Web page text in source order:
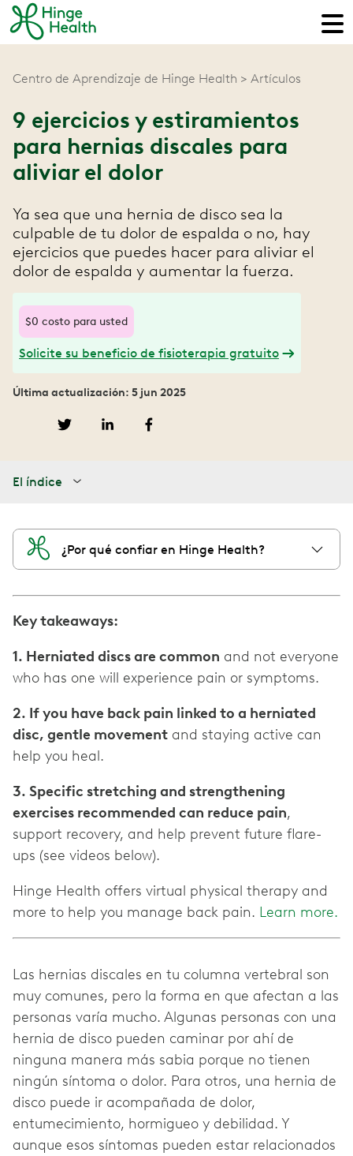
Centro de Aprendizaje de Hinge Health Artículos
9 ejercicios y estiramientos
para hernias discales para
aliviar el dolor
Ya sea que una hernia de disco sea la
culpable de tu dolor de espalda o no, hay
ejercicios que puedes hacer para aliviar el
dolor de espalda y aumentar la fuerza.
$0 costo para usted
Solicite su beneficio de fisioterapia gratuito
Última actualización: 5 jun 2025
El índice
¿Por qué confiar en Hinge Health?
Key takeaways:
1. Herniated discs are common and not everyone
who has one will experience pain or symptoms.
2. If you have back pain linked to a herniated
disc, gentle movement and staying active can
help you heal.
3. Specific stretching and strengthening
exercises recommended can reduce pain,
support recovery, and help prevent future flare-
ups (see videos below).
Hinge Health offers virtual physical therapy and
more to help you manage back pain. Learn more.
Las hernias discales en tu columna vertebral son
muy comunes, pero la forma en que afectan a las
personas varía mucho. Algunas personas con una
hernia de disco pueden caminar por ahí de
ninguna manera más sabia porque no tienen
ningún síntoma o dolor. Para otros, una hernia de
disco puede ir acompañada de dolor,
entumecimiento, hormigueo y debilidad. Y
aunque esos síntomas pueden estar relacionados